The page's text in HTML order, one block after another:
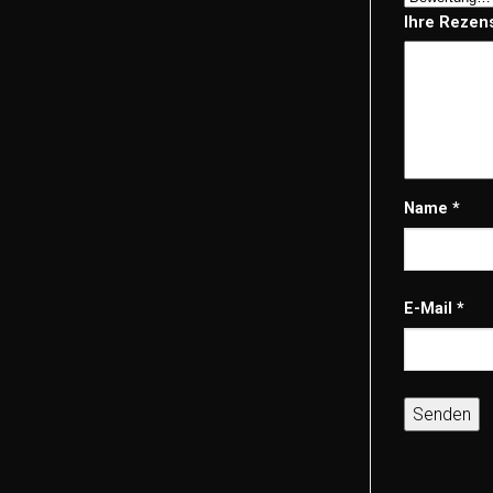
Ihre
Name *
E-Mail *